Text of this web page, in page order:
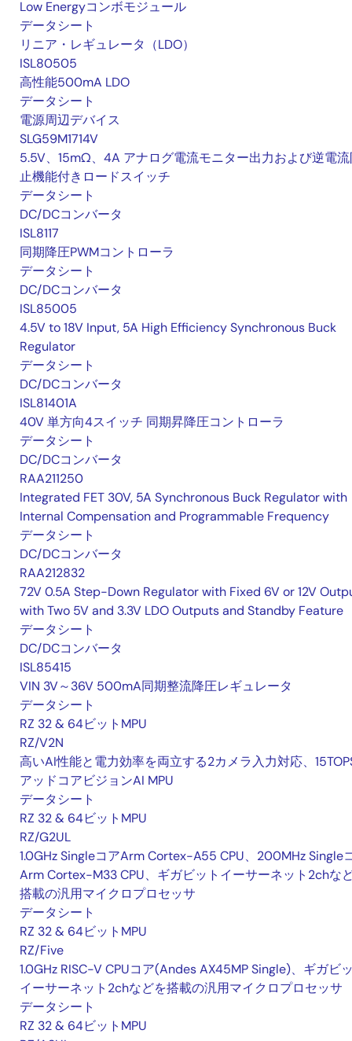
Low Energyコンボモジュール
データシート
リニア・レギュレータ（LDO）
ISL80505
高性能500mA LDO
データシート
電源周辺デバイス
SLG59M1714V
5.5V、15mΩ、4A アナログ電流モニター出力および逆電
止機能付きロードスイッチ
データシート
DC/DCコンバータ
ISL8117
同期降圧PWMコントローラ
データシート
DC/DCコンバータ
ISL85005
4.5V to 18V Input, 5A High Efficiency Synchronous Buck
Regulator
データシート
DC/DCコンバータ
ISL81401A
40V 単方向4スイッチ 同期昇降圧コントローラ
データシート
DC/DCコンバータ
RAA211250
Integrated FET 30V, 5A Synchronous Buck Regulator with
Internal Compensation and Programmable Frequency
データシート
DC/DCコンバータ
RAA212832
72V 0.5A Step-Down Regulator with Fixed 6V or 12V
with Two 5V and 3.3V LDO Outputs and Standby Feature
データシート
DC/DCコンバータ
ISL85415
VIN 3V～36V 500mA同期整流降圧レギュレータ
データシート
RZ 32 & 64ビットMPU
RZ/V2N
高いAI性能と電力効率を両立する2カメラ入力対応、
アッドコアビジョンAI MPU
データシート
RZ 32 & 64ビットMPU
RZ/G2UL
1.0GHz SingleコアArm Cortex-A55 CPU、200MHz Single
Arm Cortex-M33 CPU、ギガビットイーサーネット2chな
搭載の汎用マイクロプロセッサ
データシート
RZ 32 & 64ビットMPU
RZ/Five
1.0GHz RISC-V CPUコア(Andes AX45MP Single)、ギガビ
イーサーネット2chなどを搭載の汎用マイクロプロセッサ
データシート
RZ 32 & 64ビットMPU